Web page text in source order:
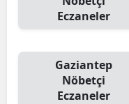
Eczaneler
Gaziantep
Nöbetçi
Eczaneler